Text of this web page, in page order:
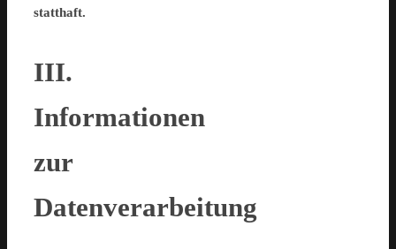
statthaft.
III.
Informationen
zur
Datenverarbeitung